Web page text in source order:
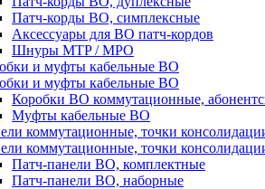
Патч-корды ВО, симплексные
Аксессуары для ВО патч-кордов
Шнуры MTP / MPO
и муфты кабельные ВО
и муфты кабельные ВО
Коробки ВО коммутационные,
Муфты кабельные ВО
коммутационные, точки
коммутационные, точки
Патч-панели ВО, комплектные
Патч-панели ВО, наборные